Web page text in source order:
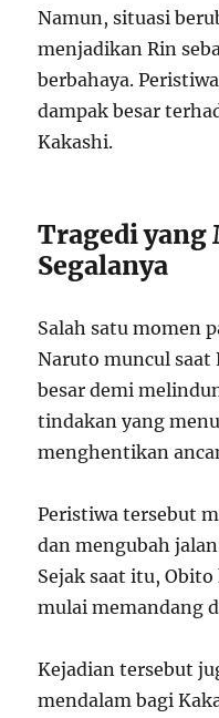
Namun, situasi
menjadikan Rin
berbahaya.
dampak besar
Kakashi.
Tragedi yang
Segalanya
Salah satu momen
Naruto muncul
besar demi
tindakan yang
menghentikan
Peristiwa tersebut
dan mengubah
Sejak saat itu,
mulai memandang
Kejadian tersebut
mendalam bagi